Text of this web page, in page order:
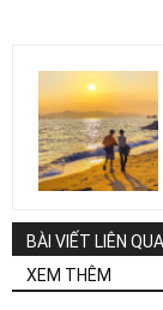
BÀI VIẾT LIÊN
XEM THÊM